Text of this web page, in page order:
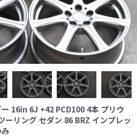
ー 16in 6J +42 PCD100 4本 プリウ
ーリング セダン 86 BRZ インプレッ